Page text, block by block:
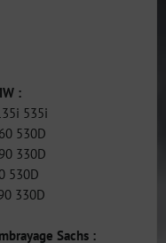
:
535i
530D
330D
530D
330D
Sachs :